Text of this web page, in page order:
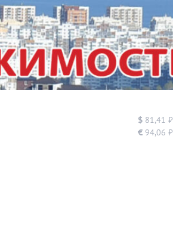
$ 81,41 ₽
€ 94,06 ₽